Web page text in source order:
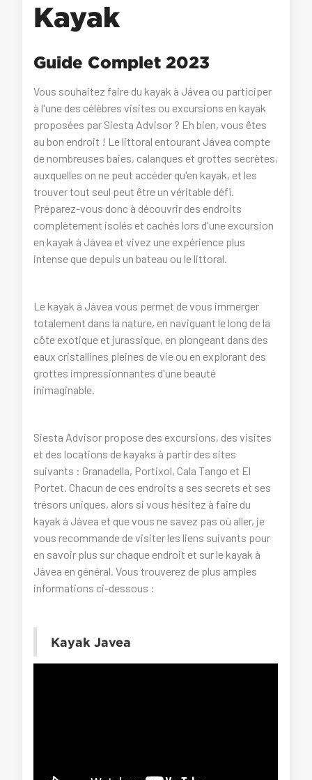
Kayak
Guide Complet 2023
Vous souhaitez faire du kayak à Jávea ou participer
à l'une des célèbres visites ou excursions en kayak
proposées par Siesta Advisor ? Eh bien, vous êtes
au bon endroit ! Le littoral entourant Jávea compte
de nombreuses baies, calanques et grottes secrètes,
auxquelles on ne peut accéder qu'en kayak, et les
trouver tout seul peut être un véritable défi.
Préparez-vous donc à découvrir des endroits
complètement isolés et cachés lors d'une excursion
en kayak à Jávea et vivez une expérience plus
intense que depuis un bateau ou le littoral.
Le kayak à Jávea vous permet de vous immerger
totalement dans la nature, en naviguant le long de la
côte exotique et jurassique, en plongeant dans des
eaux cristallines pleines de vie ou en explorant des
grottes impressionnantes d'une beauté
inimaginable.
Siesta Advisor propose des excursions, des visites
et des locations de kayaks à partir des sites
suivants : Granadella, Portixol, Cala Tango et El
Portet. Chacun de ces endroits a ses secrets et ses
trésors uniques, alors si vous hésitez à faire du
kayak à Jávea et que vous ne savez pas où aller, je
vous recommande de visiter les liens suivants pour
en savoir plus sur chaque endroit et sur le kayak à
Jávea en général. Vous trouverez de plus amples
informations ci-dessous :
Kayak Javea